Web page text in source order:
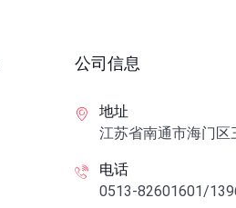
公司信息
地址
江苏省南通市海门
电话
0513-82601601/